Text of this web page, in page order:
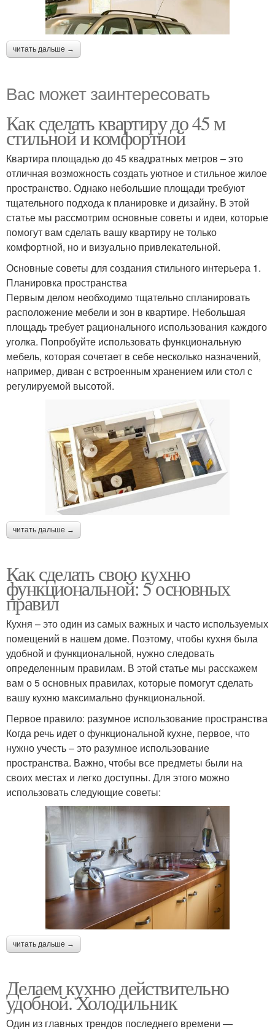
читать дальше →
Вас может заинтересовать
Как сделать квартиру до 45 м
стильной и комфортной
Квартира площадью до 45 квадратных метров – это
отличная возможность создать уютное и стильное жилое
пространство. Однако небольшие площади требуют
тщательного подхода к планировке и дизайну. В этой
статье мы рассмотрим основные советы и идеи, которые
помогут вам сделать вашу квартиру не только
комфортной, но и визуально привлекательной.
Основные советы для создания стильного интерьера 1.
Планировка пространства
Первым делом необходимо тщательно спланировать
расположение мебели и зон в квартире. Небольшая
площадь требует рационального использования каждого
уголка. Попробуйте использовать функциональную
мебель, которая сочетает в себе несколько назначений,
например, диван с встроенным хранением или стол с
регулируемой высотой.
читать дальше →
Как сделать свою кухню
функциональной: 5 основных
правил
Кухня – это один из самых важных и часто используемых
помещений в нашем доме. Поэтому, чтобы кухня была
удобной и функциональной, нужно следовать
определенным правилам. В этой статье мы расскажем
вам о 5 основных правилах, которые помогут сделать
вашу кухню максимально функциональной.
Первое правило: разумное использование пространства
Когда речь идет о функциональной кухне, первое, что
нужно учесть – это разумное использование
пространства. Важно, чтобы все предметы были на
своих местах и легко доступны. Для этого можно
использовать следующие советы:
читать дальше →
Делаем кухню действительно
удобной. Холодильник
Один из главных трендов последнего времени —